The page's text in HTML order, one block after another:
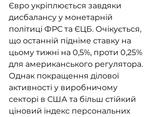
Євро укріплюється завдяки
дисбалансу у монетарній
політиці ФРС та ЄЦБ. Очікується,
що останній підніме ставку на
цьому тижні на 0,5%, проти 0,25%
для американського регулятора.
Однак покращення ділової
активності у виробничому
секторі в США та більш стійкий
ціновий індекс персональних